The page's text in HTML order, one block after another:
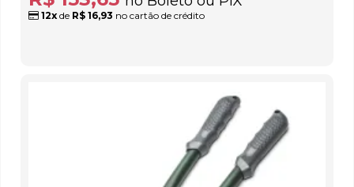
12x de R$ 16,93 no cartão de crédito